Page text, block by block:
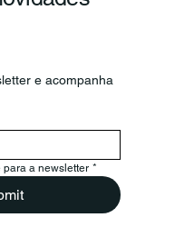
da OIJ visita o
entre as
americanas
e acompanha
para a newsletter *